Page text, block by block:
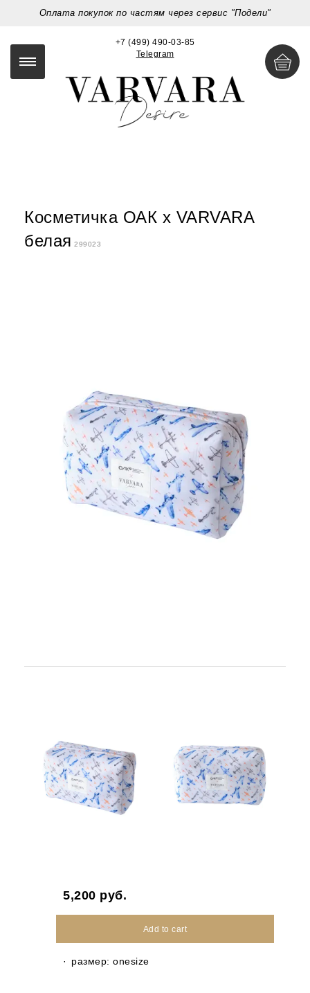
Оплата покупок по частям через сервис "Подели"
+7 (499) 490-03-85
Telegram
Косметичка ОАК х VARVARA
белая 299023
5,200 руб.
Add to cart
размер: onesize